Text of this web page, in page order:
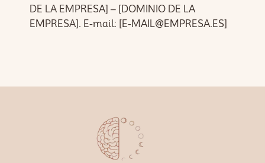
DE LA EMPRESA] – [DOMINIO DE LA
EMPRESA]. E-mail: [E-MAIL@EMPRESA.ES]